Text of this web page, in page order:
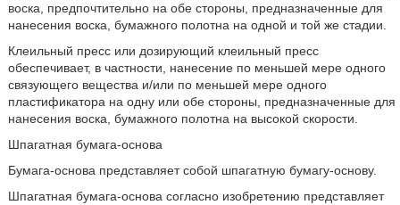
воска, предпочтительно на обе стороны, предназначенные для
нанесения воска, бумажного полотна на одной и той же стадии.
Клеильный пресс или дозирующий клеильный пресс
обеспечивает, в частности, нанесение по меньшей мере одного
связующего вещества и/или по меньшей мере одного
пластификатора на одну или обе стороны, предназначенные для
нанесения воска, бумажного полотна на высокой скорости.
Шпагатная бумага-основа
Бумага-основа представляет собой шпагатную бумагу-основу.
Шпагатная бумага-основа согласно изобретению представляет